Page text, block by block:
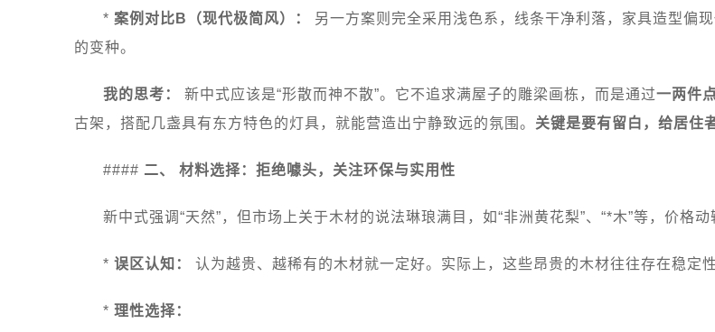
* 案例对比B（现代极简风）：
另一方案则完全采用浅色系，线条干净利落，家具造型偏
的变种。
我的思考： 新中式应该是“形散而神不散”。它不追求满屋子的雕梁画栋，而是通过一两件
古架，搭配几盏具有东方特色的灯具，就能营造出宁静致远的氛围。 关键是要有留白，给居住
#### 二、 材料选择：拒绝噱头，关注环保与实用性
新中式强调“天然”，但市场上关于木材的说法琳琅满目，如“非洲黄花梨”、“*木”等，价格
* 误区认知： 认为越贵、越稀有的木材就一定好。实际上，这些昂贵的木材往往存在稳定
* 理性选择：